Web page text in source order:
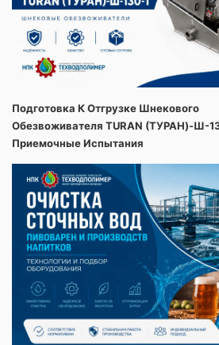
Подготовка К Отгрузке Шнекового
Обезвоживателя TURAN (ТУРАН)-Ш-
Приемочные Испытания